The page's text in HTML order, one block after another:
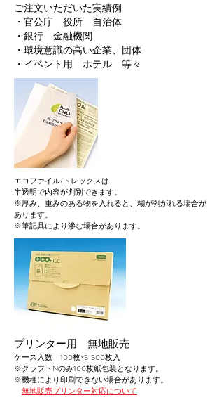
ご注文いただいた実績例
・官公庁 役所 自治体
・銀行 金融機関
・環境意識の高い企業、団体
​・イベント用 ホテル 等々
エコファイル/トレックスは
半透明で内容が判別できます。
※厚み、重みのある物を入れると、糊が剥がれる場合が
あります。
※筆記具により滲む場合があります。
プリンター用 無地販売
ケース入数 100枚×5 500枚入
​※クラフトNのみ100枚紙包装となります。
​※機種により印刷できない場合があります。​
無地販売プリンター対応について